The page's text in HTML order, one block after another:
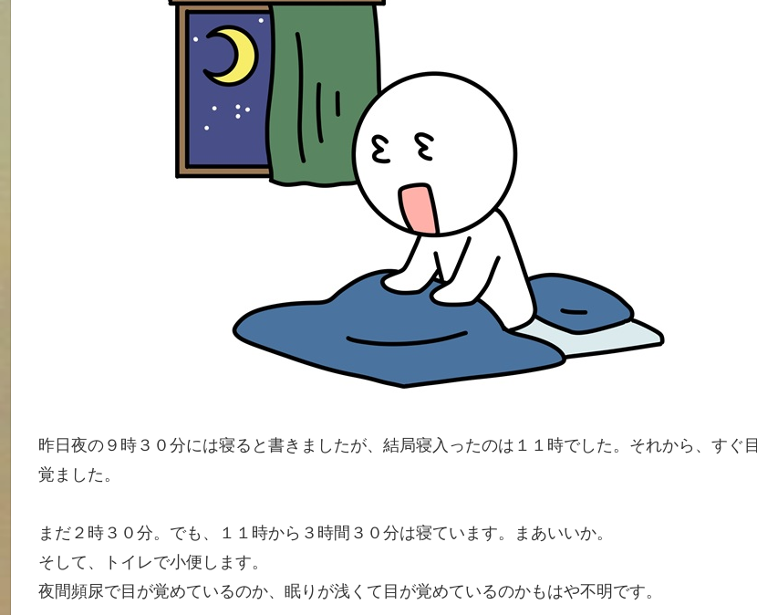
昨日夜の９時３０分には寝ると書きましたが、結局寝入ったのは１１時でした。それから、すぐ目
覚ました。
まだ２時３０分。でも、１１時から３時間３０分は寝ています。まあいいか。
そして、トイレで小便します。
夜間頻尿で目が覚めているのか、眠りが浅くて目が覚めているのかもはや不明です。